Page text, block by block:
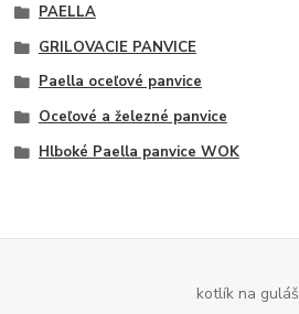
PAELLA
GRILOVACIE PANVICE
Paella oceľové panvice
Oceľové a železné panvice
Hlboké Paella panvice WOK
kotlík na guláš